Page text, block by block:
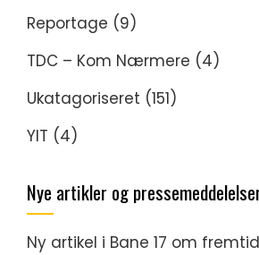
Reportage (9)
TDC – Kom Nærmere (4)
Ukatagoriseret (151)
YIT (4)
Nye artikler og
Ny artikel i Bane 17 om